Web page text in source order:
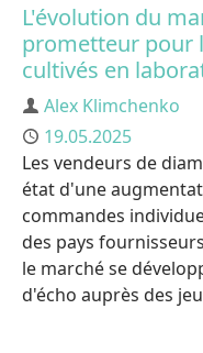
L'évolution du
prometteur pour
cultivés en
Auteur
Alex Klimchenko
Publié
19.05.2025
Les vendeurs de
état d'une
commandes
des pays
le marché se
d'écho auprès des